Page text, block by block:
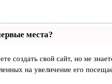
места?
создать свой сайт, но не
на увеличение его